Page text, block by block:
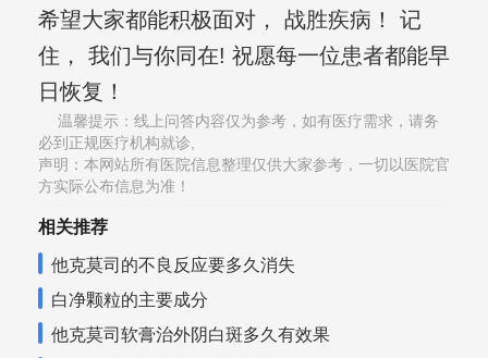
希望大家都能积极面对， 战胜疾病！ 记
住， 我们与你同在! 祝愿每一位患者都能早
日恢复！
温馨提示：线上问答内容仅为参考，如有医疗需求，请务
必到正规医疗机构就诊,
声明：本网站所有医院信息整理仅供大家参考，一切以医院官
方实际公布信息为准！
相关推荐
他克莫司的不良反应要多久消失
白净颗粒的主要成分
他克莫司软膏治外阴白斑多久有效果